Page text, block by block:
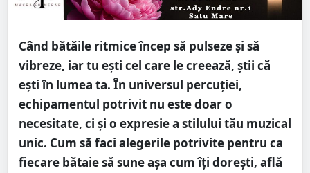
Când bătăile ritmice încep să pulseze și să
vibreze, iar tu ești cel care le creează, știi că
ești în lumea ta. În universul percuției,
echipamentul potrivit nu este doar o
necesitate, ci și o expresie a stilului tău muzical
unic. Cum să faci alegerile potrivite pentru ca
fiecare bătaie să sune așa cum îți dorești, află